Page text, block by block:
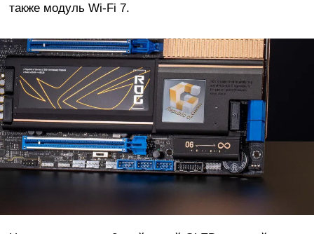
также модуль Wi-Fi 7.